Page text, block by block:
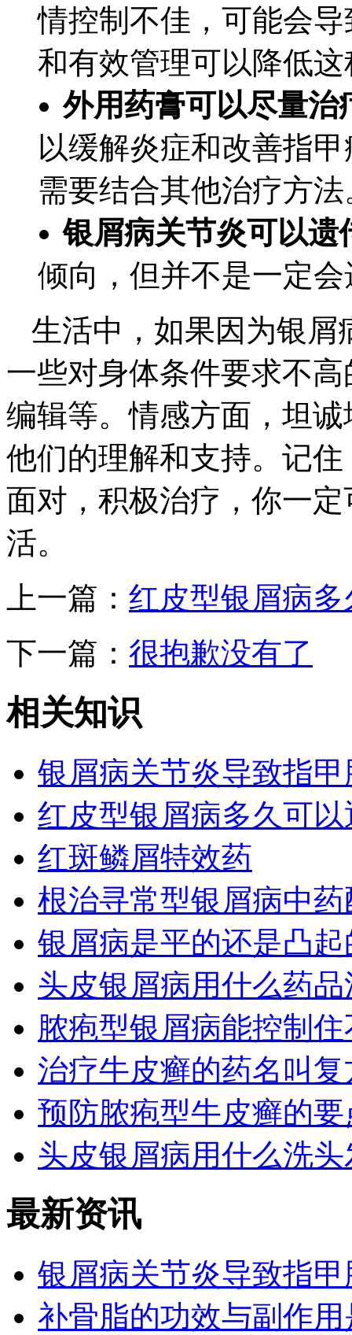
情控制不佳，可能会
和有效管理可以降低
外用药膏可以尽量治
以缓解炎症和改善指
需要结合其他治疗方法
银屑病关节炎可以遗
倾向，但并不是一定
生活中，如果因为银屑
一些对身体条件要求不
编辑等。情感方面，坦
他们的理解和支持。记
面对，积极治疗，你一
活。
上一篇： 红皮型银屑病
下一篇： 很抱歉没有了
相关知识
银屑病关节炎导致指
红皮型银屑病多久可以
红斑鳞屑特效药
根治寻常型银屑病中药
银屑病是平的还是凸起
头皮银屑病用什么药
脓疱型银屑病能控制
治疗牛皮癣的药名叫
预防脓疱型牛皮癣的
头皮银屑病用什么洗头
最新资讯
银屑病关节炎导致指
补骨脂的功效与副作